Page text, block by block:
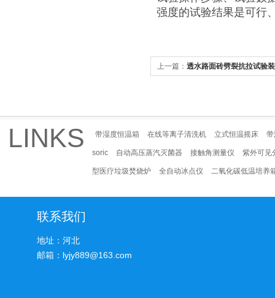
强度的试验结果是可行
上一篇： 透水路面砖劈裂抗拉试验
LINKS 带湿度恒温箱 在线等离子清洗机 立式恒温摇床
soric 自动高压蒸汽灭菌器 接触角测量仪 紫外可见
型医疗垃圾焚烧炉 全自动冰点仪 二氧化碳低温培养
联系我们
地址：河北
邮箱：lyjy889@163.com